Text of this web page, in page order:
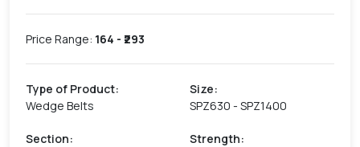
Price Range: 164 - ₹ 293
Type of Product:
Wedge Belts
Size:
SPZ630 - SPZ1400
Section:
Strength: